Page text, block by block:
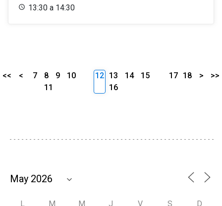
13:30 a 14:30
<< < 7 8 9
10
11
12 13 14
15
16
17 18 > >>
L M M J V S D